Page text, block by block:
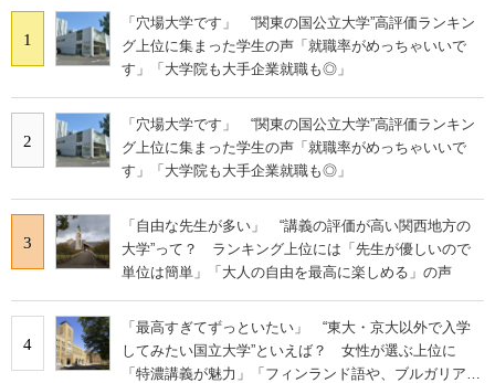
1
「穴場大学です」 “関東の国公立大学”高評価ランキン
グ上位に集まった学生の声「就職率がめっちゃいいで
す」「大学院も大手企業就職も◎」
2
「穴場大学です」 “関東の国公立大学”高評価ランキン
グ上位に集まった学生の声「就職率がめっちゃいいで
す」「大学院も大手企業就職も◎」
3
「自由な先生が多い」 “講義の評価が高い関西地方の
大学”って？ ランキング上位には「先生が優しいので
単位は簡単」「大人の自由を最高に楽しめる」の声
4
「最高すぎてずっといたい」 “東大・京大以外で入学
してみたい国立大学”といえば？ 女性が選ぶ上位に
「特濃講義が魅力」「フィンランド語や、ブルガリア語